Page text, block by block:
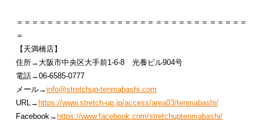
＝＝＝＝＝＝＝＝＝＝＝＝＝＝＝＝＝＝＝＝＝＝＝＝＝＝＝＝＝＝
＝
【天満橋店】
住所→大阪市中央区大手前1-6-8 光養ビル904号
電話→06-6585-0777
メール→info@stretchup-tenmabashi.com
URL→ https://www.stretch-up.jp/access/area03/tenmabashi/
Facebook→ https://www.facebook.com/stretchuptenmabashi/